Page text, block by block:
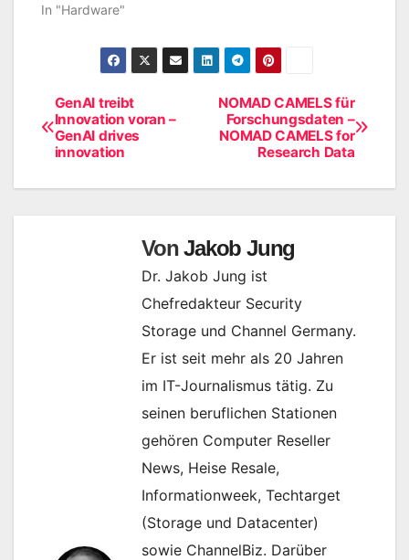
In "Hardware"
BeitragsnavigationNOMAD CAMELS für
Forschungsdaten –
NOMAD CAMELS for
Research Data
GenAI treibt
Innovation voran –
GenAI drives
innovation
VonJakob Jung
Dr. Jakob Jung ist
Chefredakteur Security
Storage und Channel Germany.
Er ist seit mehr als 20 Jahren
im IT-Journalismus tätig. Zu
seinen beruflichen Stationen
gehören Computer Reseller
News, Heise Resale,
Informationweek, Techtarget
(Storage und Datacenter)
sowie ChannelBiz. Darüber